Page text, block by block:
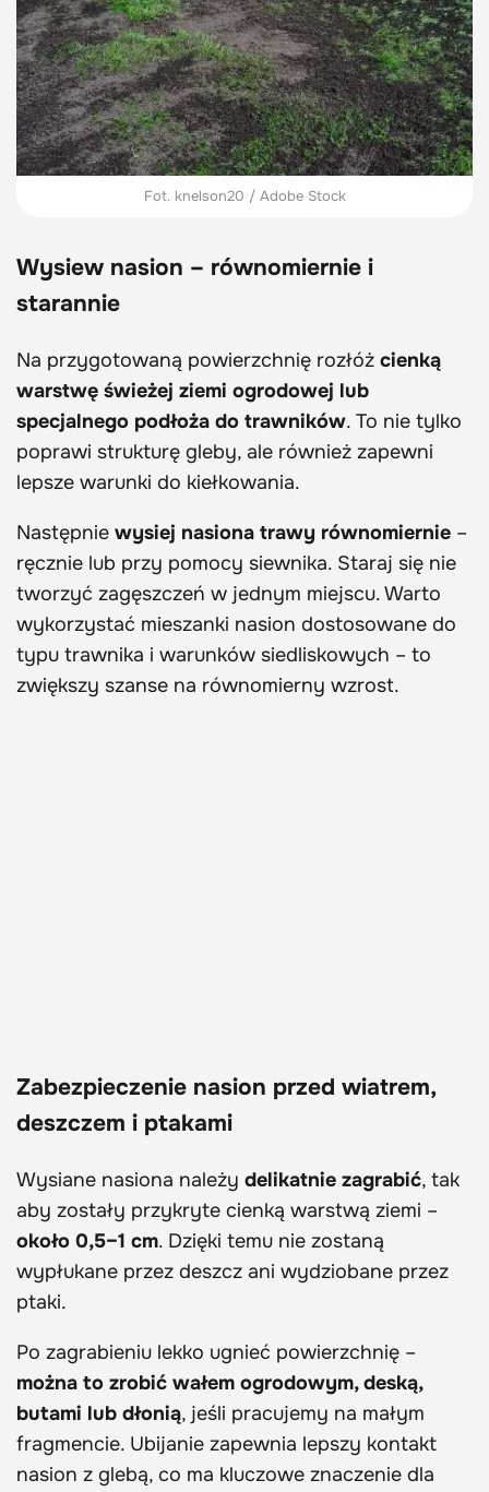
Fot. knelson20 / Adobe Stock
Wysiew nasion – równomiernie i
starannie
Na przygotowaną powierzchnię rozłóż cienką
warstwę świeżej ziemi ogrodowej lub
specjalnego podłoża do trawników. To nie tylko
poprawi strukturę gleby, ale również zapewni
lepsze warunki do kiełkowania.
Następnie wysiej nasiona trawy równomiernie –
ręcznie lub przy pomocy siewnika. Staraj się nie
tworzyć zagęszczeń w jednym miejscu. Warto
wykorzystać mieszanki nasion dostosowane do
typu trawnika i warunków siedliskowych – to
zwiększy szanse na równomierny wzrost.
Zabezpieczenie nasion przed wiatrem,
deszczem i ptakami
Wysiane nasiona należy delikatnie zagrabić, tak
aby zostały przykryte cienką warstwą ziemi –
około 0,5–1 cm. Dzięki temu nie zostaną
wypłukane przez deszcz ani wydziobane przez
ptaki.
Po zagrabieniu lekko ugnieć powierzchnię –
można to zrobić wałem ogrodowym, deską,
butami lub dłonią, jeśli pracujemy na małym
fragmencie. Ubijanie zapewnia lepszy kontakt
nasion z glebą, co ma kluczowe znaczenie dla